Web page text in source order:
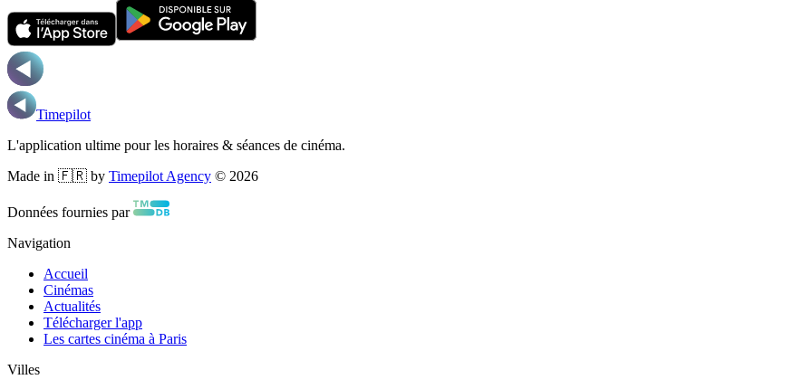
Timepilot
L'application ultime pour les horaires & séances de cinéma.
Made in 🇫🇷 by Timepilot Agency © 2026
Données fournies par
Navigation
Accueil
Cinémas
Actualités
Télécharger l'app
Les cartes cinéma à Paris
Villes